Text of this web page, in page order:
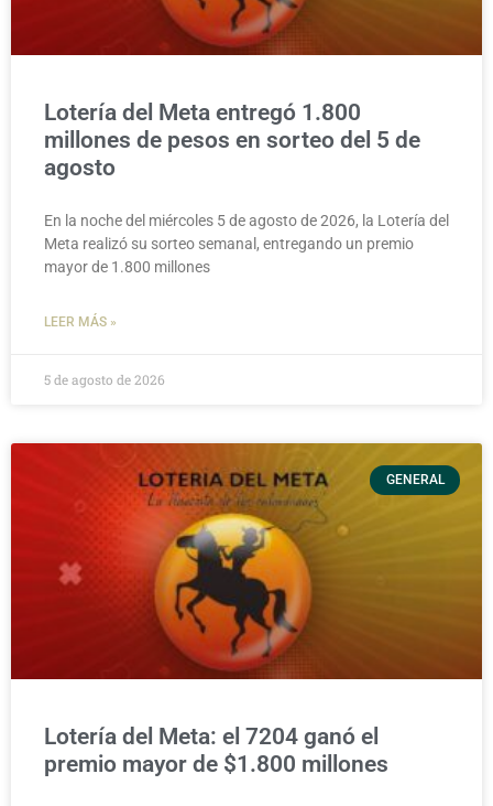
Lotería del Meta entregó 1.800
millones de pesos en sorteo del 5 de
agosto
En la noche del miércoles 5 de agosto de 2026, la Lotería del
Meta realizó su sorteo semanal, entregando un premio
mayor de 1.800 millones
LEER MÁS »
5 de agosto de 2026
GENERAL
Lotería del Meta: el 7204 ganó el
premio mayor de $1.800 millones